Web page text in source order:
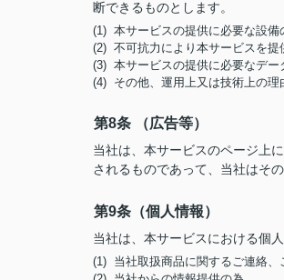
断できるものとします。
(1) 本サービスの提供に必要な設備
(2) 不可抗力により本サービスを提
(3) 本サービスの提供に必要なデ
(4) その他、運用上又は技術上の理
第8条 （広告等）
当社は、本サービスのページ上
されるものであって、当社はそ
第9条（個人情報）
当社は、本サービスにおける個
(1) 当社取扱商品に関するご連絡、